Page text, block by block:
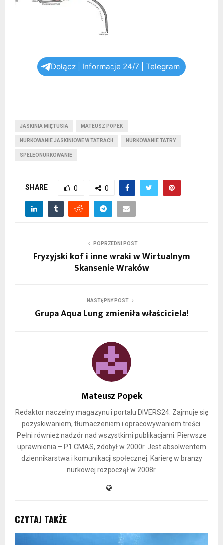
Dołącz | Informacje 24/7 | Telegram
JASKINIA MIĘTUSIA MATEUSZ POPEK
NURKOWANIE JASKINIOWE W TATRACH NURKOWANIE TATRY
SPELEONURKOWANIE
SHARE 0 0
POPRZEDNI POST
Fryzyjski kof i inne wraki w Wirtualnym
Skansenie Wraków
NASTĘPNY POST
Grupa Aqua Lung zmieniła właściciela!
Mateusz Popek
Redaktor naczelny magazynu i portalu DIVERS24. Zajmuje się
pozyskiwaniem, tłumaczeniem i opracowywaniem treści.
Pełni również nadzór nad wszystkimi publikacjami. Pierwsze
uprawnienia – P1 CMAS, zdobył w 2000r. Jest absolwentem
dziennikarstwa i komunikacji społecznej. Karierę w branży
nurkowej rozpoczął w 2008r.
CZYTAJ TAKŻE